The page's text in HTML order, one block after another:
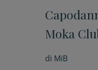
Moka
di MiB